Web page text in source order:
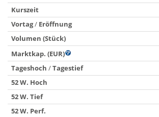
Kurszeit
Vortag/ Eröffnung
Volumen (Stück)
Marktkap. (EUR)
Tageshoch /Tagestief
52 W. Hoch
52 W. Tief
52 W. Perf.